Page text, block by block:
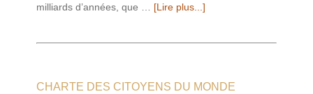
milliards d’années, que … [Lire plus...]
CHARTE DES CITOYENS DU MONDE